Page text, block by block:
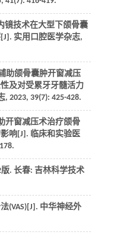
镜技术在大型下颌骨囊
实用口腔医学杂志,
助颌骨囊肿开窗减压
及对受累牙牙髓活力
2023, 39(7): 425-428.
开窗减压术治疗颌骨
响[J]. 临床和实验医
. 长春: 吉林科学技术
(VAS)[J]. 中华神经外